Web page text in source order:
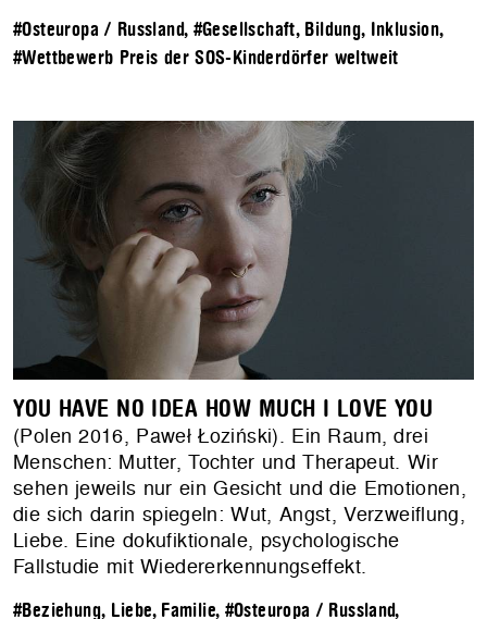
#Osteuropa / Russland, #Gesellschaft, Bildung, Inklusion,
#Wettbewerb Preis der SOS-Kinderdörfer weltweit
YOU HAVE NO IDEA HOW MUCH I LOVE YOU
(Polen 2016, Paweł Łoziński). Ein Raum, drei
Menschen: Mutter, Tochter und Therapeut. Wir
sehen jeweils nur ein Gesicht und die Emotionen,
die sich darin spiegeln: Wut, Angst, Verzweiflung,
Liebe. Eine dokufiktionale, psychologische
Fallstudie mit Wiedererkennungseffekt.
#Beziehung, Liebe, Familie, #Osteuropa / Russland,